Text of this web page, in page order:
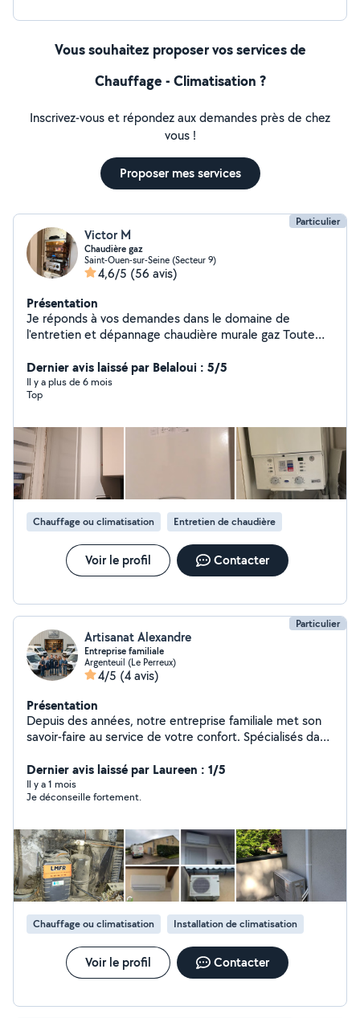
Vous souhaitez proposer vos services de
Chauffage - Climatisation ?
Inscrivez-vous et répondez aux demandes près de chez
vous !
Proposer mes services
Particulier
Victor M
Chaudière gaz
Saint-Ouen-sur-Seine (Secteur 9)
4,6/5 (56 avis)
Présentation
Je réponds à vos demandes dans le domaine de
l'entretien et dépannage chaudière murale gaz Toute
installation complète prix attractif.
Dernier avis laissé par Belaloui : 5/5
Il y a plus de 6 mois
Top
Chauffage ou climatisation Entretien de chaudière
Voir le profil Contacter
Particulier
Artisanat Alexandre
Entreprise familiale
Argenteuil (Le Perreux)
4/5 (4 avis)
Présentation
Depuis des années, notre entreprise familiale met son
savoir-faire au service de votre confort. Spécialisés dans
d'électricité, nous intervenons avec passion et rigueur
pour répondre à tous vos besoins, que ce soit pour de
la rénovation, de la mise aux normes ou des
proximité, l'écoute de nos clients et la qualité d'un
travail réalisé dans les règles de l'art. Faites confiance à
une équipe de confiance pour tous vos travaux de
plomberie, électriques et climatiques."
Dernier avis laissé par Laureen : 1/5
Il y a 1 mois
Je déconseille fortement.
Chauffage ou climatisation Installation de climatisation
Voir le profil Contacter